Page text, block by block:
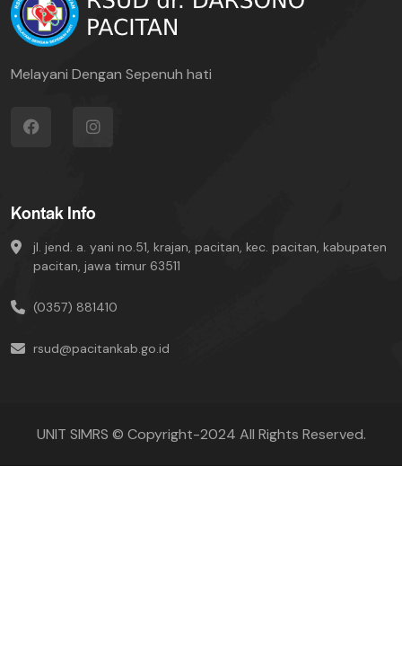
Melayani Dengan Sepenuh hati
Kontak Info
jl. jend. a. yani no.51, krajan, pacitan, kec. pacitan, kabupaten
pacitan, jawa timur 63511
(0357) 881410
rsud@pacitankab.go.id
UNIT SIMRS © Copyright-2024 All Rights Reserved.